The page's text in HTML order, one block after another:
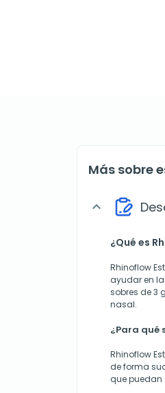
Más sobre
expand_more
¿Qué es
Rhinoflow
ayudar en
sobres de 3
nasal.
¿Para qué
Rhinoflow
de forma
que puedan